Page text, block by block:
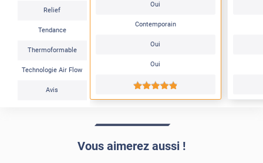
Relief
Tendance
Thermoformable
Technologie Air Flow
Avis
Oui
Contemporain
Oui
Oui
*****
Vous aimerez aussi !